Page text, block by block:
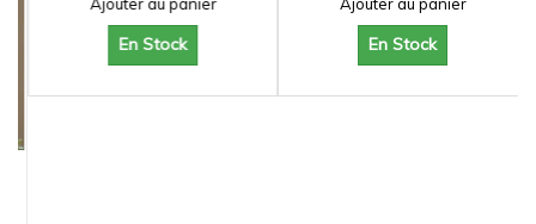
Ajouter au panier
En Stock
Ajouter au panier
En Stock